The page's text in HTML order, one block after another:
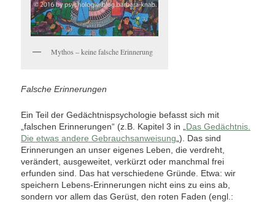
Mythos – keine falsche Erinnerung
Falsche Erinnerungen
Ein Teil der Gedächtnispsychologie befasst sich mit
„falschen Erinnerungen“ (z.B. Kapitel 3 in „ Das Gedächtnis.
Die etwas andere Gebrauchsanweisung „). Das sind
Erinnerungen an unser eigenes Leben, die verdreht,
verändert, ausgeweitet, verkürzt oder manchmal frei
erfunden sind. Das hat verschiedene Gründe. Etwa: wir
speichern Lebens-Erinnerungen nicht eins zu eins ab,
sondern vor allem das Gerüst, den roten Faden (engl.: